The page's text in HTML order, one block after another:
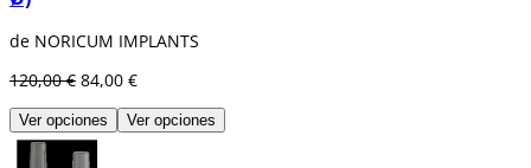
de NORICUM IMPLANTS
120,00 € 84,00 €
Ver opciones Ver opciones